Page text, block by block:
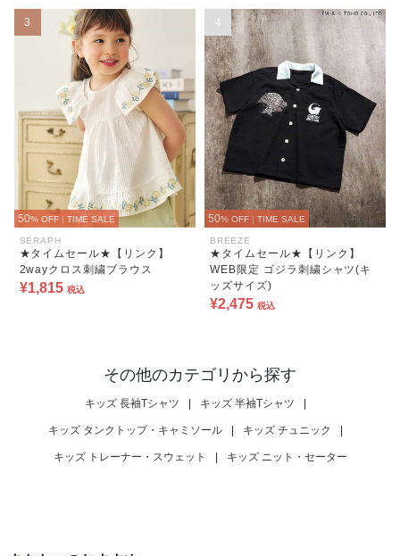
3
50% OFF | TIME SALE
SERAPH
★タイムセール★【リンク】
2wayクロス刺繍ブラウス
¥1,815 税込
4
50% OFF | TIME SALE
BREEZE
★タイムセール★【リンク】
WEB限定 ゴジラ刺繍シャツ(キ
ッズサイズ)
¥2,475 税込
その他のカテゴリから探す
キッズ 長袖Tシャツ キッズ 半袖Tシャツ
キッズ タンクトップ・キャミソール キッズ チュニック
キッズ トレーナー・スウェット キッズ ニット・セーター